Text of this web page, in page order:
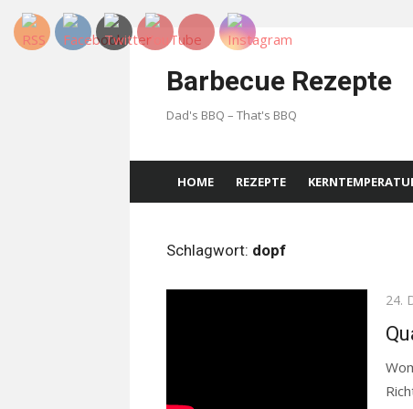
Skip
Barbecue Rezepte
Dad's BBQ – That's BBQ
HOME REZEPTE
Schlagwort: dopf
24.